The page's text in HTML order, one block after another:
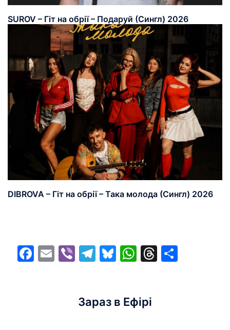
SUROV – Гіт на обрії – Подаруй (Сингл) 2026
DIBROVA – Гіт на обрії – Така молода (Сингл) 2026
Facebook
EmailViberTelegram
Bluesky
WhatsApp
Threads
Зараз в Ефірі